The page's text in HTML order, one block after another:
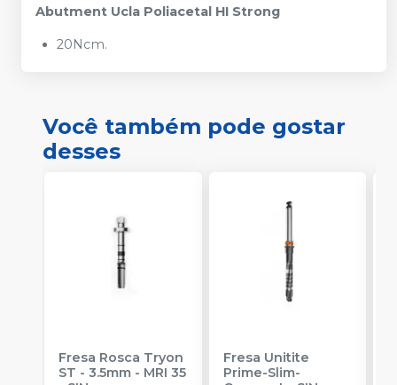
Abutment Ucla Poliacetal HI Strong
20Ncm.
Você também pode gostar
desses
Fresa Rosca Tryon
ST - 3.5mm - MRI 35
Fresa Unitite
Prime-Slim-